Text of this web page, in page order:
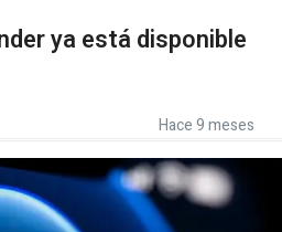
ya está disponible
Hace 9 meses